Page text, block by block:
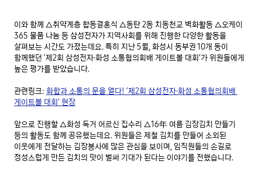
이와 함께 △취약계층 합동결혼식 △동탄 2동 치동천교 벽화활동 △오케이
365 물품 나눔 등 삼성전자가 지역사회를 위해 진행한 다양한 활동을
살펴보는 시간도 가졌는데요. 특히 지난 5월, 화성시 동부권 10개 동이
함께했던 ‘제2회 삼성전자·화성 소통협의회배 게이트볼 대회’가 위원들에게
높은 평가를 받았습니다.
관련링크: 화합과 소통의 문을 열다! ‘제2회 삼성전자·화성 소통협의회배
게이트볼 대회’ 현장
앞으로 진행할 △화성 독거 어르신 집수리 △16年 여름 김장김치 만들기
등의 활동도 함께 공유했는데요. 위원들은 제철 김치를 만들어 소외된
이웃에게 전달하는 김장봉사에 많은 관심을 보이며, 임직원들의 손길로
정성스럽게 만든 김치의 맛이 벌써 기대가 된다는 이야기를 전했습니다.